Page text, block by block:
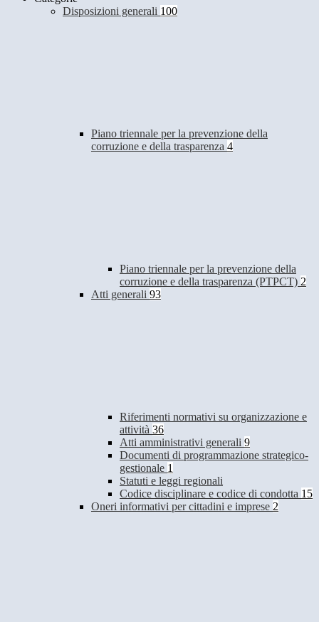
Disposizioni generali 100
Piano triennale per la prevenzione della
corruzione e della trasparenza 4
Piano triennale per la prevenzione della
corruzione e della trasparenza (PTPCT) 2
Atti generali 93
Riferimenti normativi su organizzazione e
attività 36
Atti amministrativi generali 9
Documenti di programmazione strategico-
gestionale 1
Statuti e leggi regionali
Codice disciplinare e codice di condotta 15
Oneri informativi per cittadini e imprese 2